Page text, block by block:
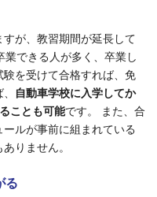
が、教習期間が延長して
業できる人が多く、卒業し
を受けて合格すれば、免
自動車学校に入学してか
ことも可能です。 また、合
ルが事前に組まれている
りません。
る